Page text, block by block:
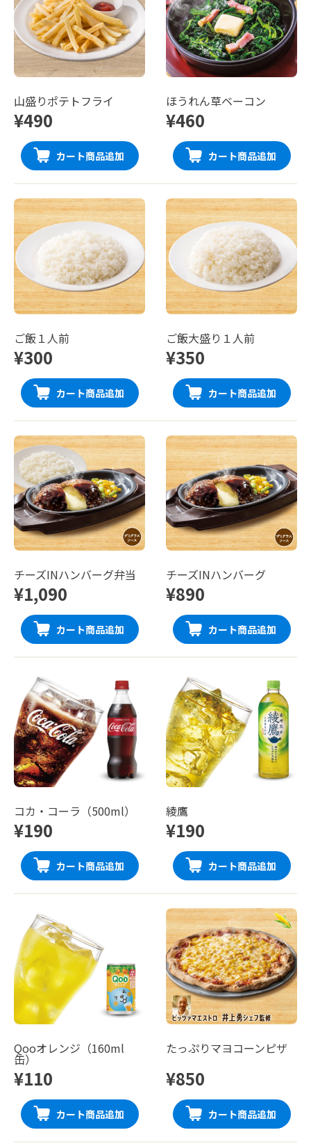
山盛りポテトフライ
¥490
カート商品追加
ほうれん草ベーコン
¥460
カート商品追加
ご飯１人前
¥300
カート商品追加
ご飯大盛り１人前
¥350
カート商品追加
チーズINハンバーグ弁当
¥1,090
カート商品追加
チーズINハンバーグ
¥890
カート商品追加
コカ・コーラ（500ml）
¥190
カート商品追加
綾鷹
¥190
カート商品追加
Qooオレンジ（160ml
缶）
¥110
カート商品追加
たっぷりマヨコーンピザ
¥850
カート商品追加